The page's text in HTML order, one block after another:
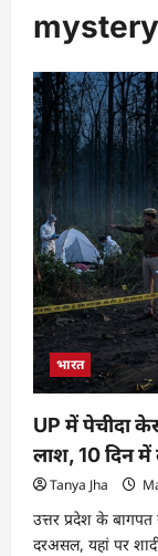
mystery
भारत
UP में पेचीदा
लाश, 10 दिन में
Tanya Jha
उत्तर प्रदेश के
दरअसल, यहां पर